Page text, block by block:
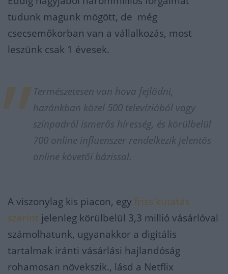
tudunk magunk mögött, de még
csecsemőkorban van a vállalkozás, most
leszünk csak 1 évesek.
Természetesen van hova fejlődni,
hazánkban közel 500 televízióból vagy
színpadról ismerős híresség, és körülbelül
700 online influenszer rendelkezik jelentős
online követői bázissal.
A viszonylag kis piacon, egy friss kutatás
szerint jelenleg körülbelül 3,3 millió vásárlóval
számolhatunk, ugyanakkor a digitális
tartalmak iránti vásárlási hajlandóság
rohamosan növekszik., lásd a Netflix